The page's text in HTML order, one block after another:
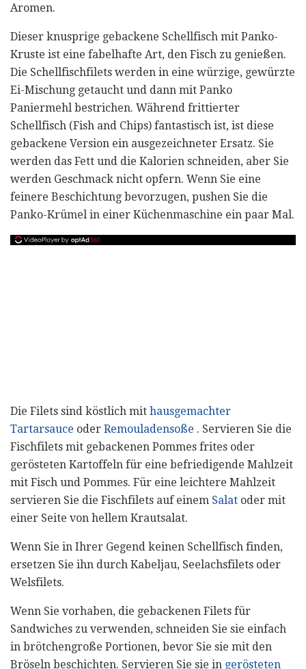
Aromen.
Dieser knusprige gebackene Schellfisch mit Panko-
Kruste ist eine fabelhafte Art, den Fisch zu genießen.
Die Schellfischfilets werden in eine würzige, gewürzte
Ei-Mischung getaucht und dann mit Panko
Paniermehl bestrichen. Während frittierter
Schellfisch (Fish and Chips) fantastisch ist, ist diese
gebackene Version ein ausgezeichneter Ersatz. Sie
werden das Fett und die Kalorien schneiden, aber Sie
werden Geschmack nicht opfern. Wenn Sie eine
feinere Beschichtung bevorzugen, pushen Sie die
Panko-Krümel in einer Küchenmaschine ein paar Mal.
Die Filets sind köstlich mit hausgemachter
Tartarsauce oder Remouladensoße . Servieren Sie die
Fischfilets mit gebackenen Pommes frites oder
gerösteten Kartoffeln für eine befriedigende Mahlzeit
mit Fisch und Pommes. Für eine leichtere Mahlzeit
servieren Sie die Fischfilets auf einem Salat oder mit
einer Seite von hellem Krautsalat.
Wenn Sie in Ihrer Gegend keinen Schellfisch finden,
ersetzen Sie ihn durch Kabeljau, Seelachsfilets oder
Welsfilets.
Wenn Sie vorhaben, die gebackenen Filets für
Sandwiches zu verwenden, schneiden Sie sie einfach
in brötchengroße Portionen, bevor Sie sie mit den
Bröseln beschichten. Servieren Sie sie in gerösteten